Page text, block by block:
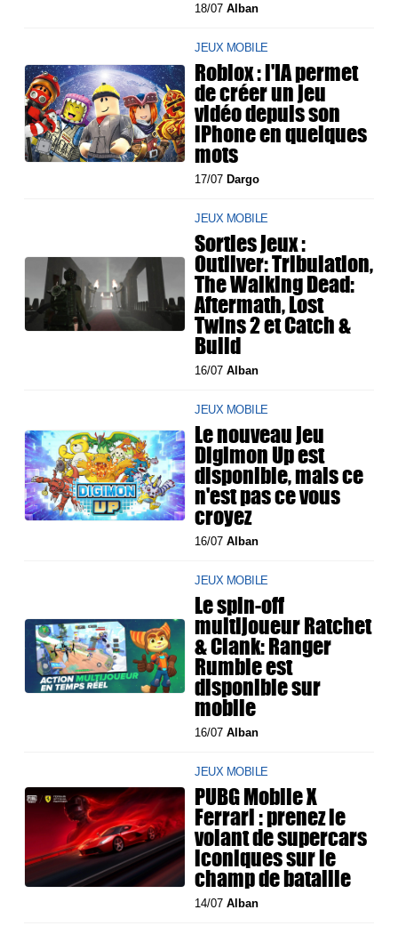
18/07Alban
JEUX MOBILE
Roblox : l'IA permet
de créer un jeu
vidéo depuis son
iPhone en quelques
mots
17/07Dargo
JEUX MOBILE
Sorties jeux :
Outliver: Tribulation,
The Walking Dead:
Aftermath, Lost
Twins 2 et Catch &
Build
16/07Alban
JEUX MOBILE
Le nouveau jeu
Digimon Up est
disponible, mais ce
n'est pas ce vous
croyez
16/07Alban
JEUX MOBILE
Le spin-off
multijoueur Ratchet
& Clank: Ranger
Rumble est
disponible sur
mobile
16/07Alban
JEUX MOBILE
PUBG Mobile X
Ferrari : prenez le
volant de supercars
iconiques sur le
champ de bataille
14/07Alban